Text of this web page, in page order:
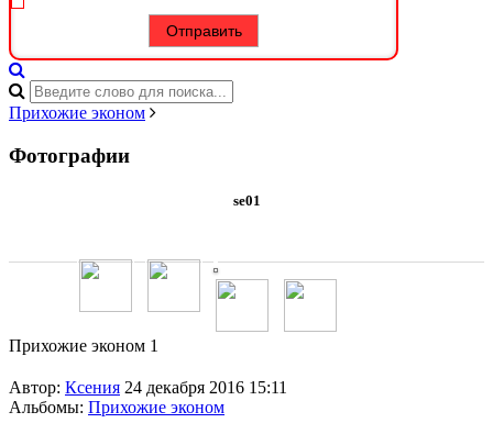
Прихожие эконом
Фотографии
se01
Прихожие эконом 1
Автор: Ксения 24 декабря 2016 15:11
Альбомы: Прихожие эконом